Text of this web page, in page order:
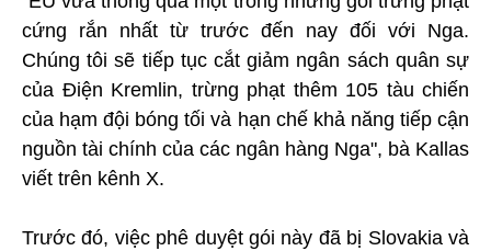
cứng rắn nhất từ trước đến nay đối với Nga.
Chúng tôi sẽ tiếp tục cắt giảm ngân sách quân sự
của Điện Kremlin, trừng phạt thêm 105 tàu chiến
của hạm đội bóng tối và hạn chế khả năng tiếp cận
nguồn tài chính của các ngân hàng Nga", bà Kallas
viết trên kênh X.
Trước đó, việc phê duyệt gói này đã bị Slovakia và